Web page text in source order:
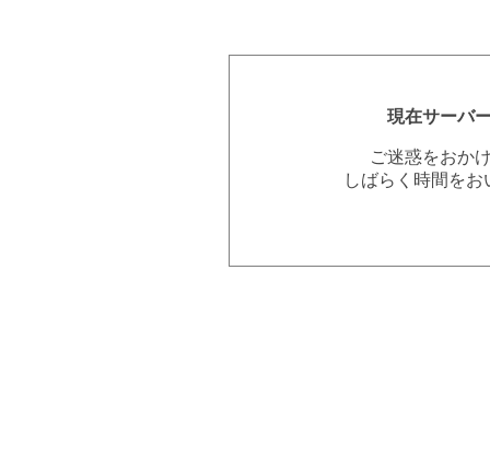
現在サーバ
ご迷惑をおか
しばらく時間を